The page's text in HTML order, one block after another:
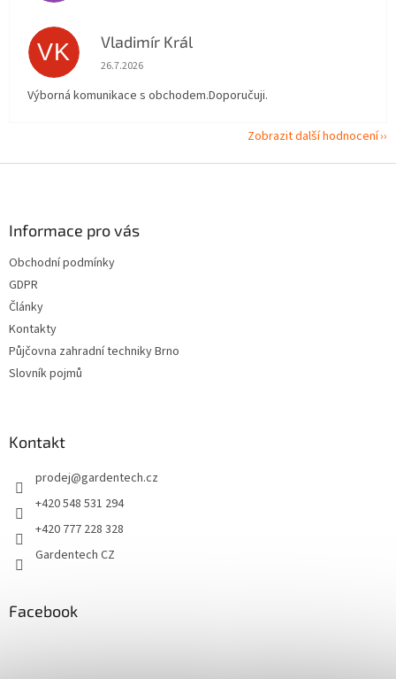
VK Vladimír Král
Hodnocení obchodu je 5 z 5 hvězdiček.
26.7.2026
Výborná komunikace s obchodem.Doporučuji.
Zobrazit další hodnocení
Informace pro vás
Obchodní podmínky
GDPR
Články
Kontakty
Půjčovna zahradní techniky Brno
Slovník pojmů
Kontakt
prodej@gardentech.cz
+420 548 531 294
+420 777 228 328
Gardentech CZ
Facebook